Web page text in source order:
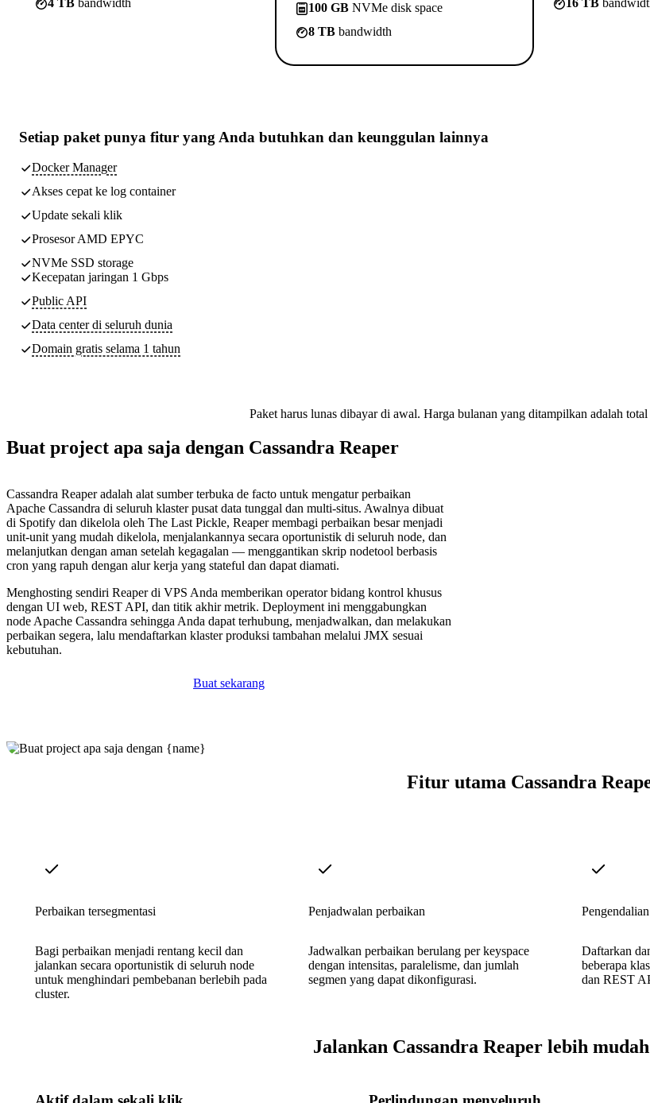
100 GB NVMe disk space
8 TB bandwidth
Setiap paket punya fitur yang Anda butuhkan dan keunggulan lainnya
Docker Manager
Akses cepat ke log container
Update sekali klik
Prosesor AMD EPYC
NVMe SSD storage
Kecepatan jaringan 1 Gbps
Public API
Data center di seluruh dunia
Domain gratis selama 1 tahun
Paket harus lunas dibayar di awal. Harga bulanan yang ditampilkan adalah
Buat project apa saja dengan Cassandra Reaper
Cassandra Reaper adalah alat sumber terbuka de facto untuk mengatur perbaikan
Apache Cassandra di seluruh klaster pusat data tunggal dan multi-situs. Awalnya dibuat
di Spotify dan dikelola oleh The Last Pickle, Reaper membagi perbaikan besar menjadi
unit-unit yang mudah dikelola, menjalankannya secara oportunistik di seluruh node, dan
melanjutkan dengan aman setelah kegagalan — menggantikan skrip nodetool berbasis
cron yang rapuh dengan alur kerja yang stateful dan dapat diamati.
Menghosting sendiri Reaper di VPS Anda memberikan operator bidang kontrol khusus
dengan UI web, REST API, dan titik akhir metrik. Deployment ini menggabungkan
node Apache Cassandra sehingga Anda dapat terhubung, menjadwalkan, dan melakukan
perbaikan segera, lalu mendaftarkan klaster produksi tambahan melalui JMX sesuai
kebutuhan.
Buat sekarang
Fitur utama Cassandra
Perbaikan tersegmentasi
Bagi perbaikan menjadi rentang kecil dan
jalankan secara oportunistik di seluruh node
untuk menghindari pembebanan berlebih pada
cluster.
Penjadwalan perbaikan
Jadwalkan perbaikan berulang per keyspace
dengan intensitas, paralelisme, dan jumlah
segmen yang dapat dikonfigurasi.
Daftarkan
beberapa
dan REST
Jalankan Cassandra Reaper lebih